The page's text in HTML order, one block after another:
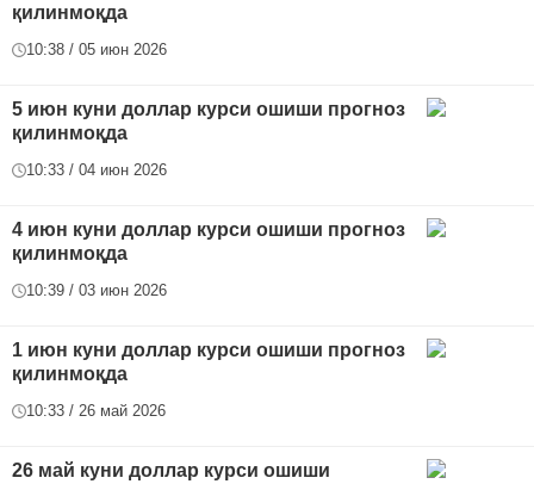
қилинмоқда
10:38 / 05 июн 2026
5 июн куни доллар курси ошиши прогноз
қилинмоқда
10:33 / 04 июн 2026
4 июн куни доллар курси ошиши прогноз
қилинмоқда
10:39 / 03 июн 2026
1 июн куни доллар курси ошиши прогноз
қилинмоқда
10:33 / 26 май 2026
26 май куни доллар курси ошиши